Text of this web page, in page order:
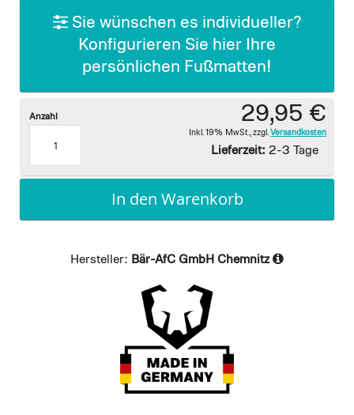
Sie wünschen es individueller?
Konfigurieren Sie hier Ihre
persönlichen Fußmatten!
29,95 €
Inkl. 19% MwSt. zzgl. Versandkosten
Lieferzeit: 2-3 Tage
Anzahl
In den Warenkorb
Hersteller: Bär-AfC GmbH Chemnitz